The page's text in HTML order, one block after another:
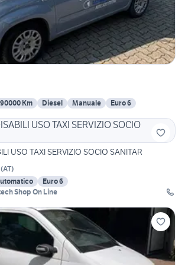
90000 Km Diesel Manuale Euro 6
USO TAXI SERVIZIO SOCIO SANITAR
(AT)
Euro 6
Shop On Line